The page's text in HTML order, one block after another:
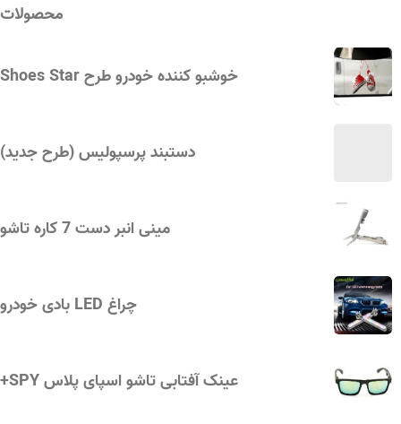
محصولات
خوشبو کننده خودرو طرح Shoes Star
دستبند پرسپولیس (طرح جدید)
مینی انبر دست 7 کاره تاشو
چراغ LED بادی خودرو
عینک آفتابی تاشو اسپای پلاس SPY+